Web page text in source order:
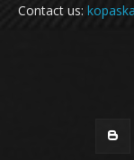
Contact us: